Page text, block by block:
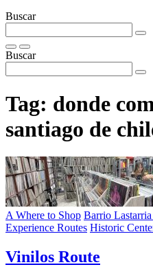
Buscar
Buscar
Tag: donde
santiago de
A Where to Shop Barrio
Experience Routes Historic
Vinilos Route